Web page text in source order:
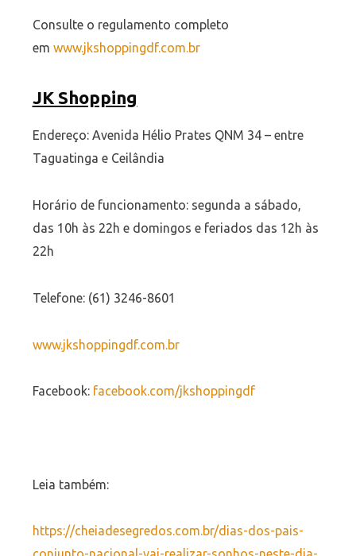
Consulte o regulamento completo
em www.jkshoppingdf.com.br
JK Shopping
Endereço: Avenida Hélio Prates QNM 34 – entre
Taguatinga e Ceilândia
Horário de funcionamento: segunda a sábado,
das 10h às 22h e domingos e feriados das 12h às
22h
Telefone: (61) 3246-8601
www.jkshoppingdf.com.br
Facebook: facebook.com/jkshoppingdf
Leia também:
https://cheiadesegredos.com.br/dias-dos-pais-